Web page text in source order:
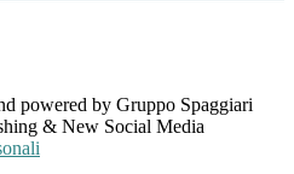
powered by Gruppo Spaggiari
& New Social Media